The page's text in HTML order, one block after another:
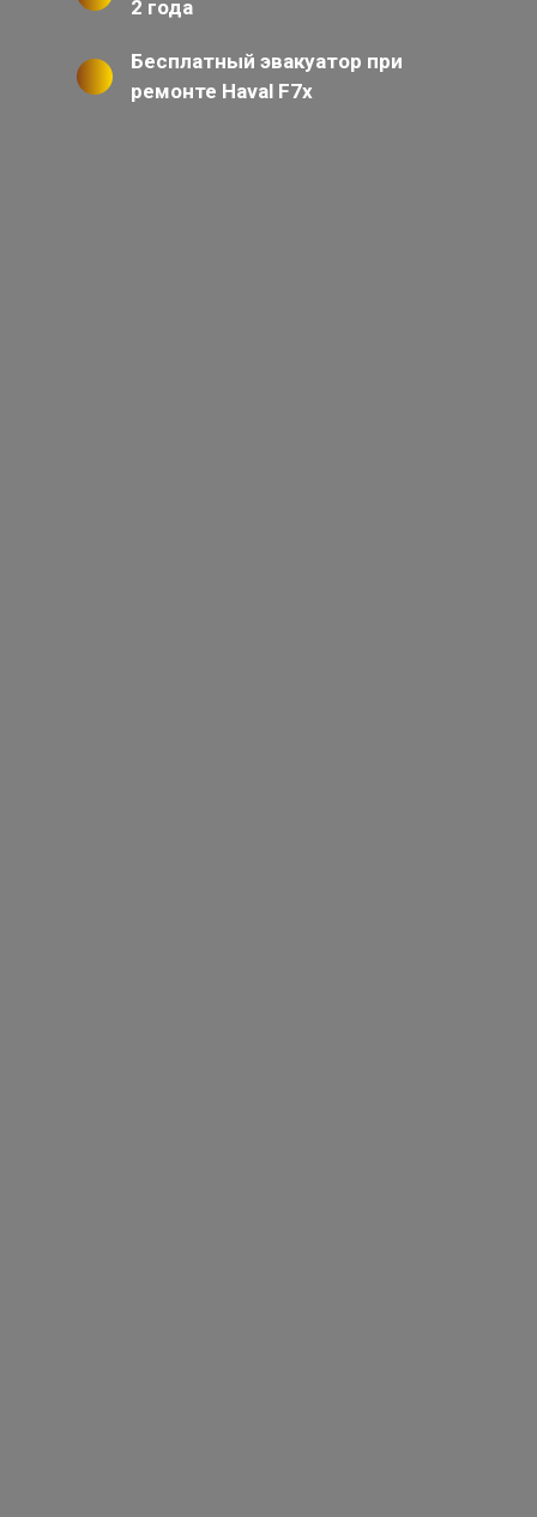
2 года
Бесплатный эвакуатор при
ремонте Haval F7x